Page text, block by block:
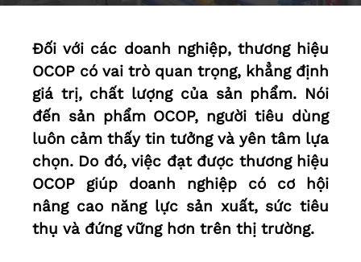
Đối với các doanh nghiệp, thương hiệu
OCOP có vai trò quan trọng, khẳng định
giá trị, chất lượng của sản phẩm. Nói
đến sản phẩm OCOP, người tiêu dùng
luôn cảm thấy tin tưởng và yên tâm lựa
chọn. Do đó, việc đạt được thương hiệu
OCOP giúp doanh nghiệp có cơ hội
nâng cao năng lực sản xuất, sức tiêu
thụ và đứng vững hơn trên thị trường.